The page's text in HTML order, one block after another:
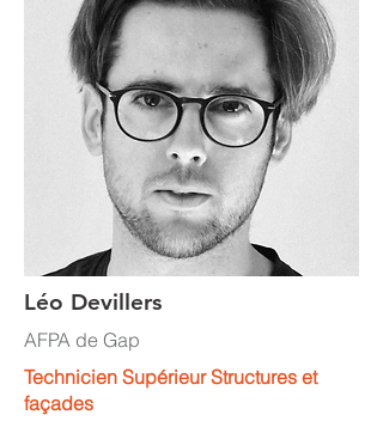
Léo Devillers
AFPA de Gap
Technicien Supérieur Structures et
façades